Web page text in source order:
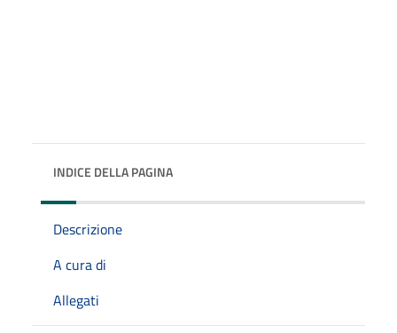
INDICE DELLA PAGINA
Descrizione
A cura di
Allegati